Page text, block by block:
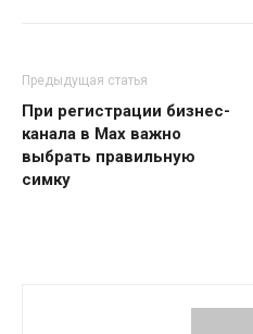
Предыдущая статья
При регистрации бизнес-
канала в Max важно
выбрать правильную
симку